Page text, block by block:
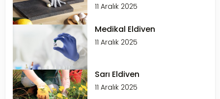
11 Aralık 2025
Medikal Eldiven
11 Aralık 2025
Sarı Eldiven
11 Aralık 2025